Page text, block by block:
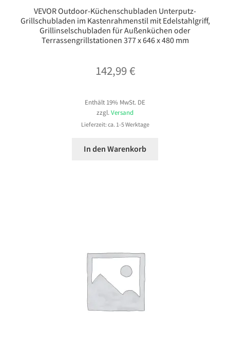
VEVOR Outdoor-Küchenschubladen Unterputz-
Grillschubladen im Kastenrahmenstil mit Edelstahlgriff,
Grillinselschubladen für Außenküchen oder
Terrassengrillstationen 377 x 646 x 480 mm
142,99€
Enthält 19% MwSt. DE
zzgl. Versand
Lieferzeit: ca. 1-5 Werktage
In den Warenkorb